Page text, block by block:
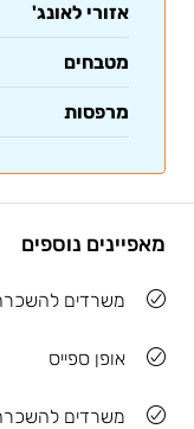
אזורי לאונג'
מטבחים
מרפסות
מאפיינים נוספים
משרדים
אופן ספייס
משרדים